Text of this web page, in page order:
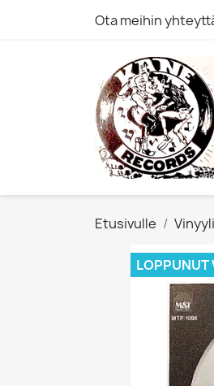
Ota meihin
Etusivulle
LOPPUNUT